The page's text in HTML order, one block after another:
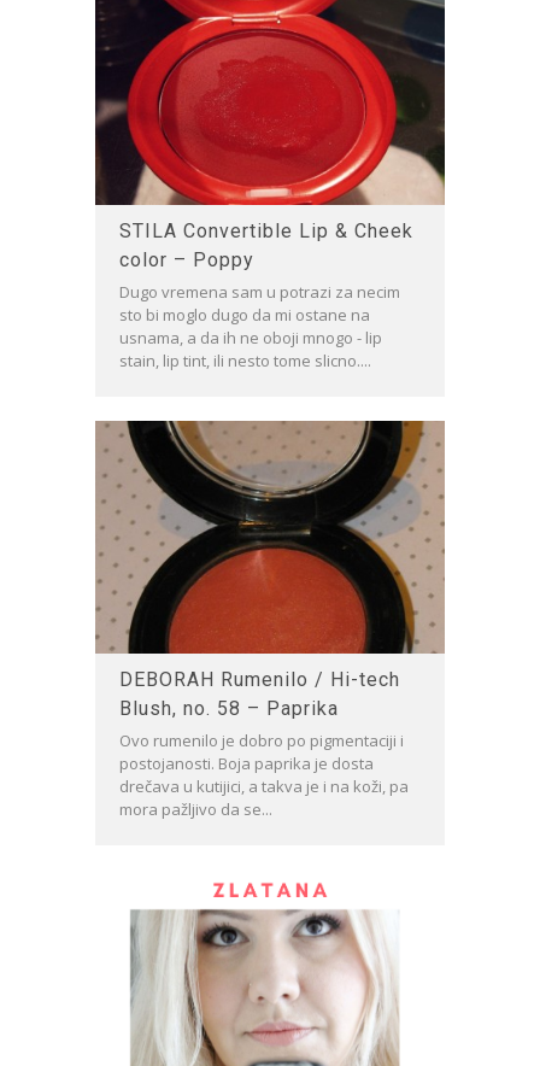
STILA Convertible Lip & Cheek
color – Poppy
Dugo vremena sam u potrazi za necim
sto bi moglo dugo da mi ostane na
usnama, a da ih ne oboji mnogo - lip
stain, lip tint, ili nesto tome slicno....
DEBORAH Rumenilo / Hi-tech
Blush, no. 58 – Paprika
Ovo rumenilo je dobro po pigmentaciji i
postojanosti. Boja paprika je dosta
drečava u kutijici, a takva je i na koži, pa
mora pažljivo da se...